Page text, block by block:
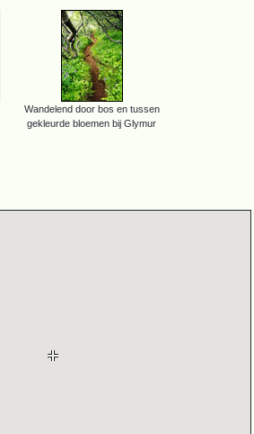
Wandelend door bos en tussen
gekleurde bloemen bij Glymur